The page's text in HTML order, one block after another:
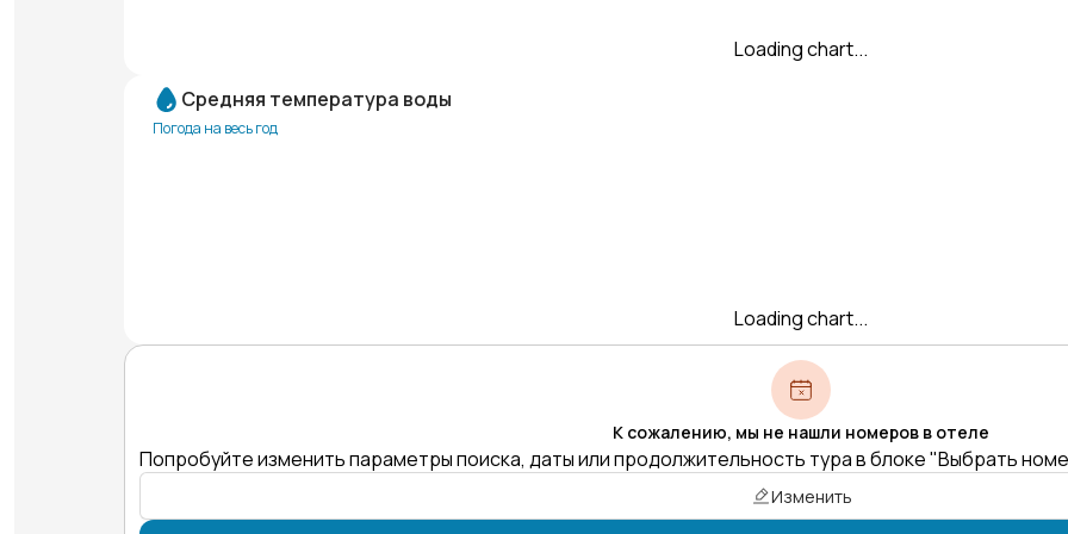
Loading chart...
Средняя температура воды
Погода на весь год
Loading chart...
К сожалению, мы не нашли номеров в отеле
Попробуйте изменить параметры поиска, даты или продолжительность тура в блоке "Выбрать
Изменить